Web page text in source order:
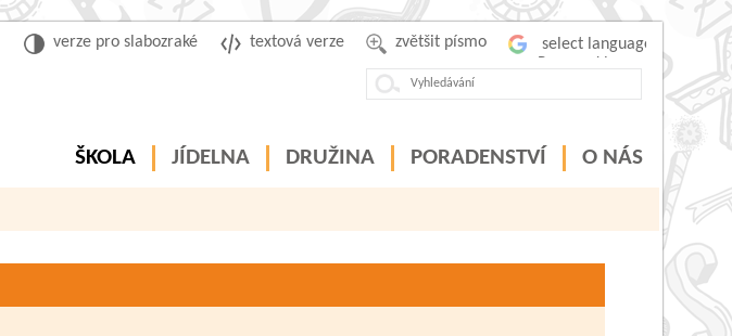
zvětšit písmo
textová verze
verze pro slabozraké
ŠKOLA JÍDELNA DRUŽINA PORADENSTVÍ O NÁS